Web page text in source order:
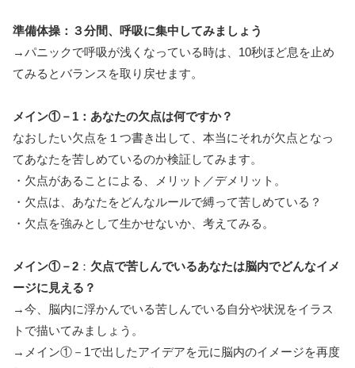
準備体操：３分間、呼吸に集中してみましょう
→パニックで呼吸が浅くなっている時は、10秒ほど息を止め
てみるとバランスを取り戻せます。
メイン①－1：あなたの欠点は何ですか？
なおしたい欠点を１つ書き出して、本当にそれが欠点となっ
てあなたを苦しめているのか検証してみます。
・欠点があることによる、メリット／デメリット。
・欠点は、あなたをどんなルールで縛って苦しめている？
・欠点を強みとして生かせないか、考えてみる。
メイン①－2 ： 欠点で苦しんでいるあなたは脳内でどんなイメ
ージに見える？
→今、脳内に浮かんでいる苦しんでいる自分や状況をイラス
トで描いてみましょう。
→メイン①－1で出したアイデアを元に脳内のイメージを再度